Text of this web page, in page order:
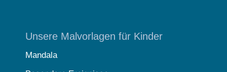
Unsere Malvorlagen für Kinder
Mandala